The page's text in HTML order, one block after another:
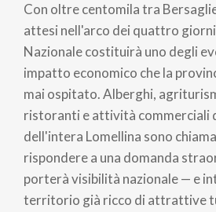
Con oltre centomila tra
attesi nell'arco dei quattro
Nazionale costituirà uno degli
impatto economico che la
mai ospitato. Alberghi,
ristoranti e attività commerciali
dell'intera Lomellina sono
rispondere a una domanda
porterà visibilità nazionale — e
territorio già ricco di attrattive